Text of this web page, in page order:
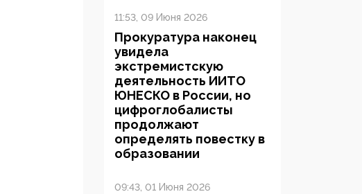
11:53, 09 Июня 2026
Прокуратура наконец
увидела
экстремистскую
деятельность ИИТО
ЮНЕСКО в России, но
цифроглобалисты
продолжают
определять повестку в
образовании
09:43, 01 Июня 2026